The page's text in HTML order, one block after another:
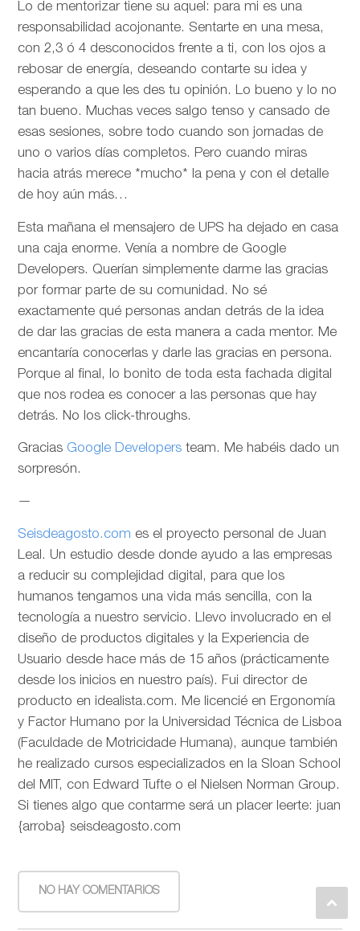
Lo de mentorizar tiene su aquel: para mi es una
responsabilidad acojonante. Sentarte en una mesa,
con 2,3 ó 4 desconocidos frente a ti, con los ojos a
rebosar de energía, deseando contarte su idea y
esperando a que les des tu opinión. Lo bueno y lo no
tan bueno. Muchas veces salgo tenso y cansado de
esas sesiones, sobre todo cuando son jornadas de
uno o varios días completos. Pero cuando miras
hacia atrás merece *mucho* la pena y con el detalle
de hoy aún más…
Esta mañana el mensajero de UPS ha dejado en casa
una caja enorme. Venía a nombre de Google
Developers. Querían simplemente darme las gracias
por formar parte de su comunidad. No sé
exactamente qué personas andan detrás de la idea
de dar las gracias de esta manera a cada mentor. Me
encantaría conocerlas y darle las gracias en persona.
Porque al final, lo bonito de toda esta fachada digital
que nos rodea es conocer a las personas que hay
detrás. No los click-throughs.
Gracias Google Developers team. Me habéis dado un
sorpresón.
—
Seisdeagosto.com es el proyecto personal de Juan
Leal. Un estudio desde donde ayudo a las empresas
a reducir su complejidad digital, para que los
humanos tengamos una vida más sencilla, con la
tecnología a nuestro servicio. Llevo involucrado en el
diseño de productos digitales y la Experiencia de
Usuario desde hace más de 15 años (prácticamente
desde los inicios en nuestro país). Fui director de
producto en idealista.com. Me licencié en Ergonomía
y Factor Humano por la Universidad Técnica de Lisboa
(Faculdade de Motricidade Humana), aunque también
he realizado cursos especializados en la Sloan School
del MIT, con Edward Tufte o el Nielsen Norman Group.
Si tienes algo que contarme será un placer leerte: juan
{arroba} seisdeagosto.com
NO HAY COMENTARIOS